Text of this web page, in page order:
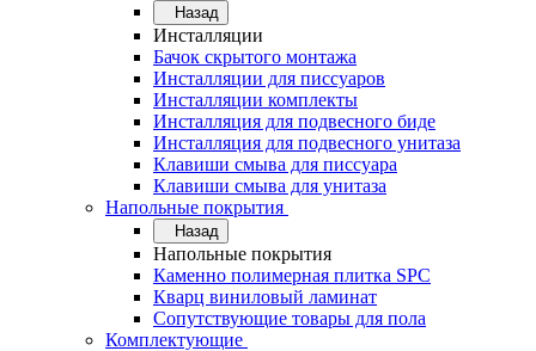
Назад
Инсталляции
Бачок скрытого монтажа
Инсталляции для писсуаров
Инсталляции комплекты
Инсталляция для подвесного биде
Инсталляция для подвесного унитаза
Клавиши смыва для писсуара
Клавиши смыва для унитаза
Напольные покрытия
Назад
Напольные покрытия
Каменно полимерная плитка SPC
Кварц виниловый ламинат
Сопутствующие товары для пола
Комплектующие